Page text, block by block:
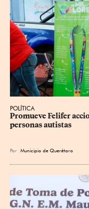
POLÍTICA
Promueve Felifer
personas autistas
Por Municipio de Querétaro